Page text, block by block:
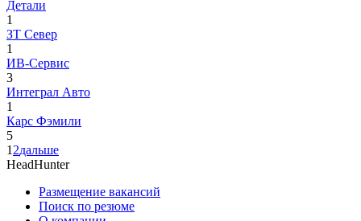
Детали
1
ЗТ Север
1
ИВ-Сервис
3
Интеграл Авто
1
Карс Фэмили
5
1 2дальше
HeadHunter
Размещение вакансий
Поиск по резюме